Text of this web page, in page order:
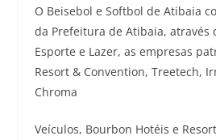
O Beisebol e Softbol de Atibaia
da Prefeitura de Atibaia, através
Esporte e Lazer, as empresas
Resort & Convention, Treetech,
Chroma
Veículos, Bourbon Hotéis e